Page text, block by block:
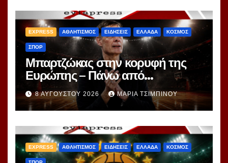
EXPRESS ΑΘΛΗΤΙΣΜΟΣ ΕΙΔΗΣΕΙΣ ΕΛΛΑΔΑ ΚΟΣΜΟΣ
ΣΠΟΡ
Μπαρτζώκας στην κορυφή της
Ευρώπης – Πάνω από
Γιασικεβίτσιους και
Ομπράντοβιτς στο power
ranking!
8 ΑΥΓΟΎΣΤΟΥ 2026 ΜΑΡΊΑ ΤΣΙΜΠΙΝΟΎ
EXPRESS ΑΘΛΗΤΙΣΜΟΣ ΕΙΔΗΣΕΙΣ ΕΛΛΑΔΑ ΚΟΣΜΟΣ